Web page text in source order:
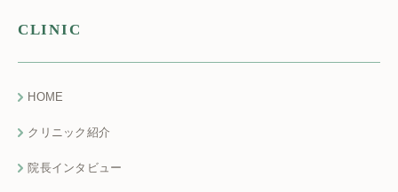
CLINIC
HOME
クリニック紹介
院長インタビュー